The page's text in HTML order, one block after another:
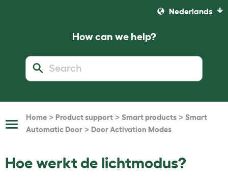
Nederlands
How can we help?
Toggle
Home > Product support > Smart products > Smart
Automatic Door > Door Activation Modes
Hoe werkt de lichtmodus?